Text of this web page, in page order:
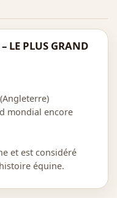
LE PLUS GRAND
mondial encore
et est considéré
équine.